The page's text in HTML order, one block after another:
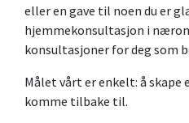
eller en gave til noen du er
hjemmekonsultasjon i
konsultasjoner for deg som
Målet vårt er enkelt: å skape
komme tilbake til.